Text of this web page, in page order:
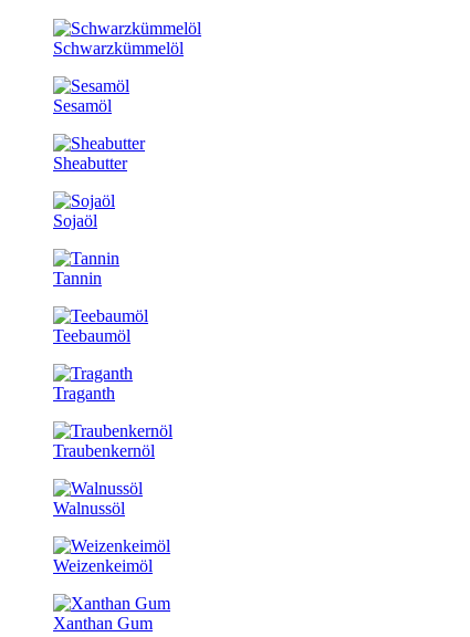
Schwarzkümmelöl
Sesamöl
Sheabutter
Sojaöl
Tannin
Teebaumöl
Traganth
Traubenkernöl
Walnussöl
Weizenkeimöl
Xanthan Gum